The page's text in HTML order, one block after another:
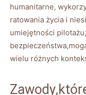
humanitarne,
ratowania życia i
umiejętności
‍wielu ⁣różnych